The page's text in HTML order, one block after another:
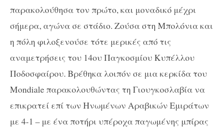
παρακολούθησα τον πρώτο, και μοναδικό μέχρι
σήμερα, αγώνα σε στάδιο. Ζούσα στη Μπολόνια και
η πόλη φιλοξενούσε τότε μερικές από τις
αναμετρήσεις του 14ου Παγκοσμίου Κυπέλλου
Ποδοσφαίρου. Βρέθηκα λοιπόν σε μια κερκίδα του
Mondiale παρακολουθώντας τη Γιουγκοσλαβία να
επικρατεί επί των Ηνωμένων Αραβικών Εμιράτων
με 4-1 – με ένα ποτήρι υπέροχα παγωμένης μπίρας